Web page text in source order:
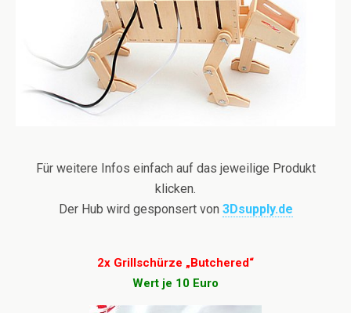
Für weitere Infos einfach auf das jeweilige Produkt
klicken.
Der Hub wird gesponsert von 3Dsupply.de
2x Grillschürze „Butchered“
Wert je 10 Euro